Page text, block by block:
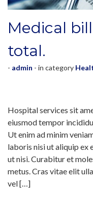
Medical
total.
- admin - in category
Hospital services sit
eiusmod tempor
Ut enim ad minim
laboris nisi ut aliquip ex
ut nisi. Curabitur et
metus. Cras vitae elit
vel […]